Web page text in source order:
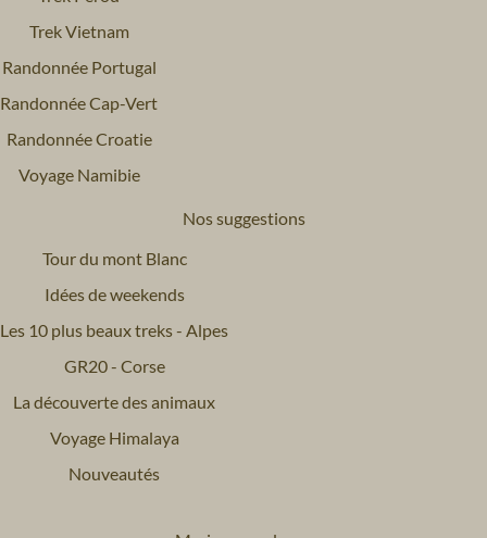
Trek Vietnam
Randonnée Portugal
Randonnée Cap-Vert
Randonnée Croatie
Voyage Namibie
Nos suggestions
Tour du mont Blanc
Idées de weekends
Les 10 plus beaux treks - Alpes
GR20 - Corse
La découverte des animaux
Voyage Himalaya
Nouveautés